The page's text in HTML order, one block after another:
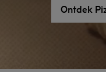
Ontdek